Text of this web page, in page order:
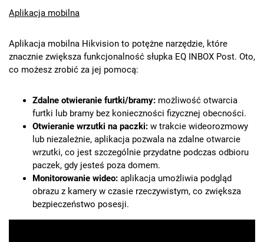
Aplikacja mobilna
Aplikacja mobilna Hikvision to potężne narzędzie, które
znacznie zwiększa funkcjonalność słupka EQ INBOX Post. Oto,
co możesz zrobić za jej pomocą:
Zdalne otwieranie furtki/bramy: możliwość otwarcia
furtki lub bramy bez konieczności fizycznej obecności.
Otwieranie wrzutki na paczki: w trakcie wideorozmowy
lub niezależnie, aplikacja pozwala na zdalne otwarcie
wrzutki, co jest szczególnie przydatne podczas odbioru
paczek, gdy jesteś poza domem.
Monitorowanie wideo: aplikacja umożliwia podgląd
obrazu z kamery w czasie rzeczywistym, co zwiększa
bezpieczeństwo posesji.